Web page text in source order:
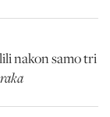
nakon samo tri